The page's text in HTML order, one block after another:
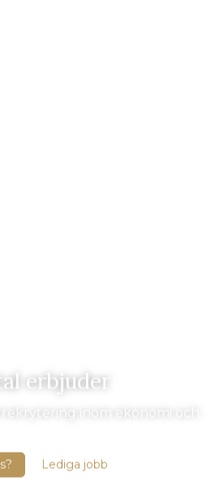
erbjuder
inom ekonomi och
Lediga jobb